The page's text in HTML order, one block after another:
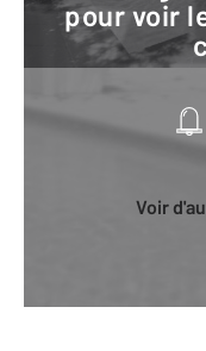
pour voir
Voir